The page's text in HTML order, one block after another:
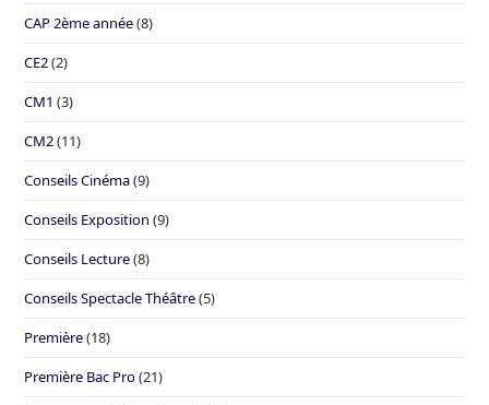
CAP 2ème année(8)
CE2(2)
CM1 (3)
CM2(11)
Conseils Cinéma(9)
Conseils Exposition (9)
Conseils Lecture(8)
Conseils Spectacle Théâtre(5)
Première(18)
Première Bac Pro(21)